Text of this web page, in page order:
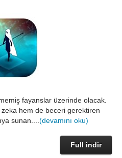
fayanslar üzerinde olacak.
hem de beceri gerektiren
sunan.... (devamını oku)
Full indir